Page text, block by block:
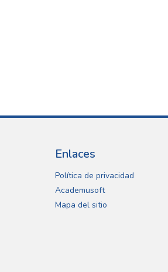
Enlaces
Política de privacidad
Academusoft
Mapa del sitio